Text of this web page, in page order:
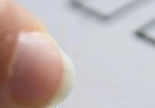
La guérison ne consiste pas à ne plus
jamais ressentir de stress. Elle consiste à
retrouver un fonctionnement normal de
votre cerveau, afin qu'il